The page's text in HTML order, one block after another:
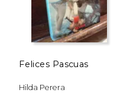
Felices Pascuas
Hilda Perera